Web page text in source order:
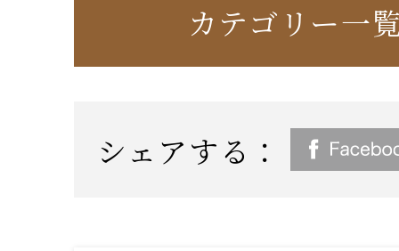
カテゴリー一
シェアする：